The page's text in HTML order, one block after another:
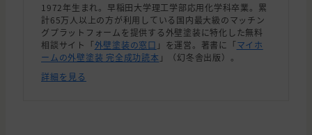
1972年生まれ。早稲田大学理工学部応用化学科卒業。累
計65万人以上の方が利用している国内最大級のマッチン
グプラットフォームを提供する外壁塗装に特化した無料
相談サイト「外壁塗装の窓口 」を運営。著書に「マイホ
ームの外壁塗装 完全成功読本 」（幻冬舎出版）。
詳細を見る